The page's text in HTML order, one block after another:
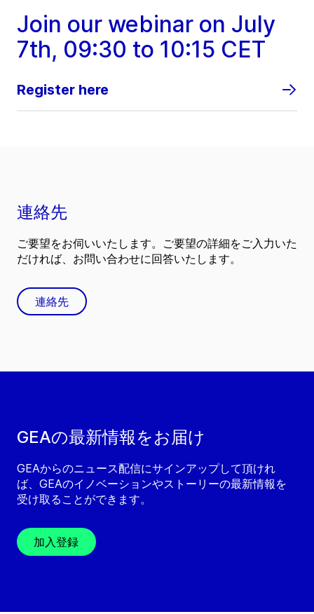
Join our webinar on July
7th, 09:30 to 10:15 CET
Register here
GEAの最新情報をお届け
GEAからのニュース配信にサインアップして頂けれ
ば、GEAのイノベーションやストーリーの最新情報を
受け取ることができます。
加入登録
連絡先
ご要望をお伺いいたします。ご要望の詳細をご入力いた
だければ、お問い合わせに回答いたします。
連絡先